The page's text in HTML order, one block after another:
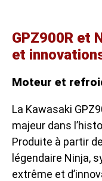
GPZ900R et
et
Moteur et
La Kawasaki
majeur dans
Produite à partir
légendaire Ninja,
extrême et